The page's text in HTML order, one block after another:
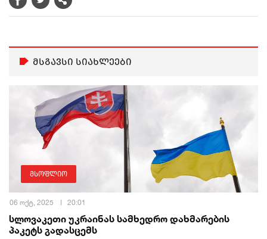
მსგავსი სიახლეები
მსოფლიო
06 ოქტ, 2025 20:01
სლოვაკეთი უკრაინას სამხედრო დახმარების
პაკეტს გადასცემს